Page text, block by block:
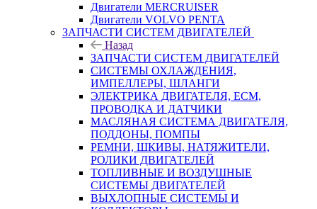
Двигатели MERCRUISER
Двигатели VOLVO PENTA
ЗАПЧАСТИ СИСТЕМ ДВИГАТЕЛЕЙ
Назад
ЗАПЧАСТИ СИСТЕМ ДВИГАТЕЛЕЙ
СИСТЕМЫ ОХЛАЖДЕНИЯ,
ИМПЕЛЛЕРЫ, ШЛАНГИ
ЭЛЕКТРИКА ДВИГАТЕЛЯ, ECM,
ПРОВОДКА И ДАТЧИКИ
МАСЛЯНАЯ СИСТЕМА ДВИГАТЕЛЯ,
ПОДДОНЫ, ПОМПЫ
РЕМНИ, ШКИВЫ, НАТЯЖИТЕЛИ,
РОЛИКИ ДВИГАТЕЛЕЙ
ТОПЛИВНЫЕ И ВОЗДУШНЫЕ
СИСТЕМЫ ДВИГАТЕЛЕЙ
ВЫХЛОПНЫЕ СИСТЕМЫ И